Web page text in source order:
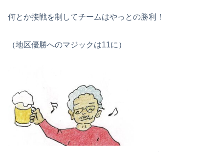
何とか接戦を制してチームはやっとの勝利！
（地区優勝へのマジックは11に）